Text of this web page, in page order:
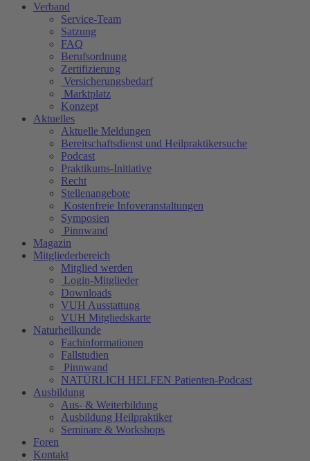
Verband
Service-Team
Satzung
FAQ
Berufsordnung
Zertifizierung
Versicherungsbedarf
Marktplatz
Konzept
Aktuelles
Aktuelle Meldungen
Bereitschaftsdienst und Heilpraktikersuche
Podcast
Praktikums-Initiative
Recht
Stellenangebote
Kostenfreie Infoveranstaltungen
Symposien
Pinnwand
Magazin
Mitgliederbereich
Mitglied werden
Login-Mitglieder
Downloads
VUH Ausstattung
VUH Mitgliedskarte
Naturheilkunde
Fachinformationen
Fallstudien
Pinnwand
NATÜRLICH HELFEN Patienten-Podcast
Ausbildung
Aus- & Weiterbildung
Ausbildung Heilpraktiker
Seminare & Workshops
Foren
Kontakt